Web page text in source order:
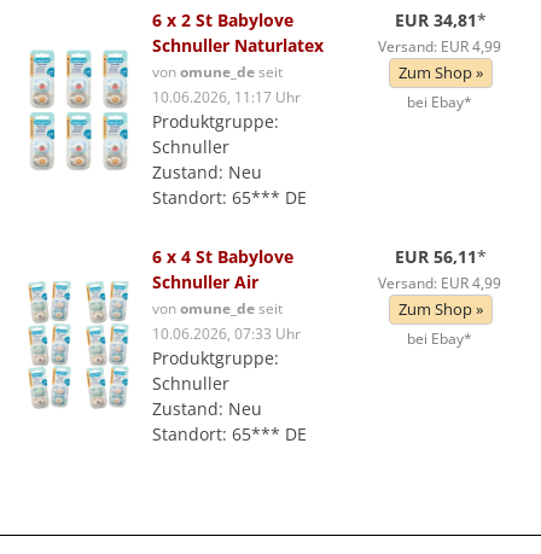
6 x 2 St Babylove
Schnuller Naturlatex
vonomune_deseit
10.06.2026, 11:17 Uhr
Produktgruppe:
Schnuller
Zustand: Neu
Standort: 65*** DE
EUR 34,81*
Versand: EUR 4,99
Zum Shop »
bei Ebay*
6 x 4 St Babylove
Schnuller Air
vonomune_deseit
10.06.2026, 07:33 Uhr
Produktgruppe:
Schnuller
Zustand: Neu
Standort: 65*** DE
EUR 56,11*
Versand: EUR 4,99
Zum Shop »
bei Ebay*